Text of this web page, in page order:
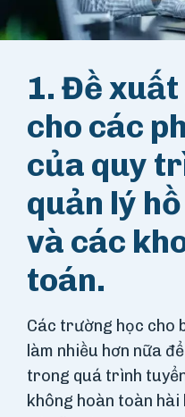
1. Đề
cho các
của quy
quản lý
và các
toán.
Các trường học cho
làm nhiều hơn nữa
trong quá trình
không hoàn toàn